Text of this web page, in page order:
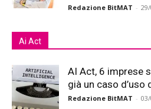
Redazione BitMAT -
Ai Act
AI Act, 6 imprese
già un caso d’uso
Redazione BitMAT -